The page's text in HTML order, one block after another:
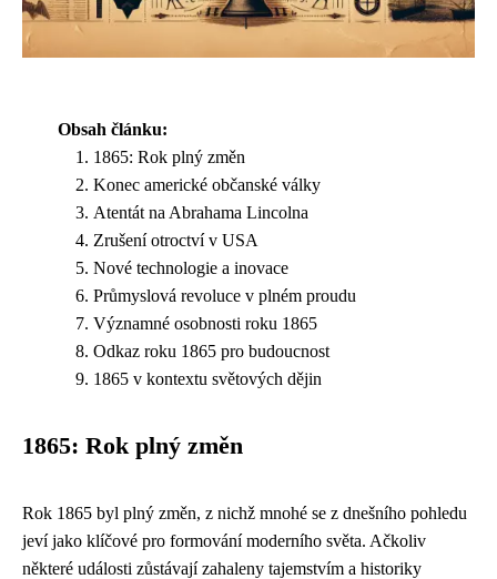
Obsah článku:
1865: Rok plný změn
Konec americké občanské války
Atentát na Abrahama Lincolna
Zrušení otroctví v USA
Nové technologie a inovace
Průmyslová revoluce v plném proudu
Významné osobnosti roku 1865
Odkaz roku 1865 pro budoucnost
1865 v kontextu světových dějin
1865: Rok plný změn
Rok 1865 byl plný změn, z nichž mnohé se z dnešního pohledu
jeví jako klíčové pro formování moderního světa. Ačkoliv
některé události zůstávají zahaleny tajemstvím a historiky